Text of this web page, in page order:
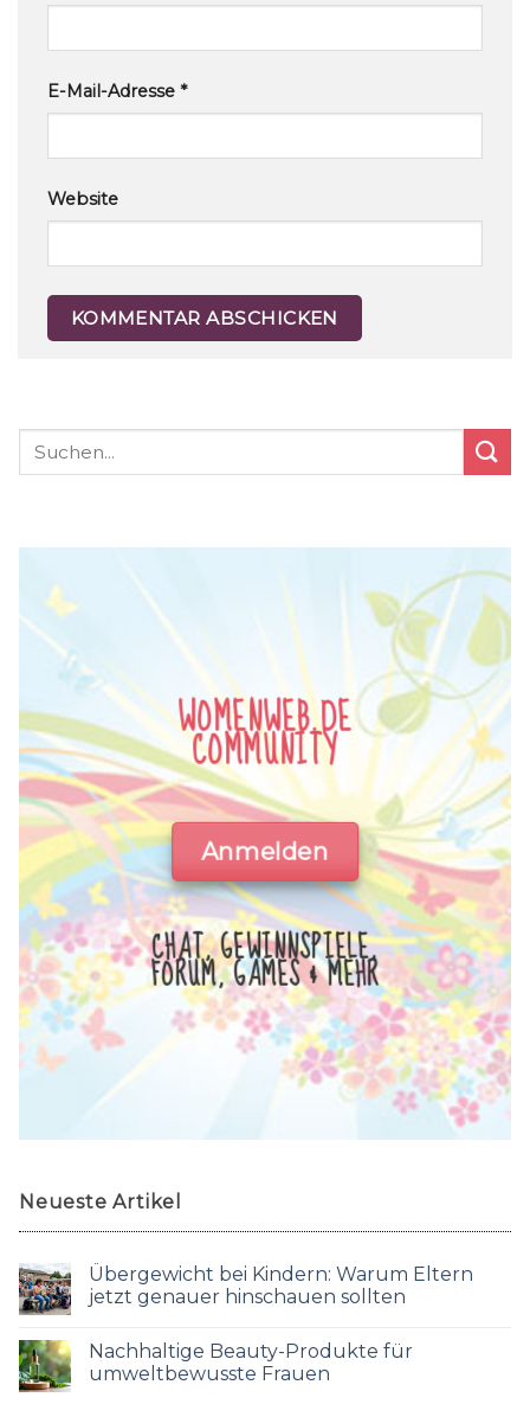
E-Mail-Adresse *
Website
WOMENWEB.DE
COMMUNITY
Anmelden
CHAT, GEWINNSPIELE,
FORUM, GAMES & MEHR
Neueste Artikel
Übergewicht bei Kindern: Warum Eltern
jetzt genauer hinschauen sollten
Nachhaltige Beauty-Produkte für
umweltbewusste Frauen